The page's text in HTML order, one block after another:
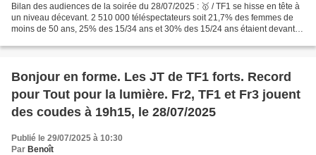
Bilan des audiences de la soirée du 28/07/2025 : 🥇 / TF1 se hisse en tête à
un niveau décevant. 2 510 000 téléspectateurs soit 21,7% des femmes de
moins de 50 ans, 25% des 15/34 ans et 30% des 15/24 ans étaient devant
Bonjour en forme. Les JT de TF1 forts. Record
pour Tout pour la lumière. Fr2, TF1 et Fr3 jouent
des coudes à 19h15, le 28/07/2025
Publié le 29/07/2025 à 10:30
Par Benoît